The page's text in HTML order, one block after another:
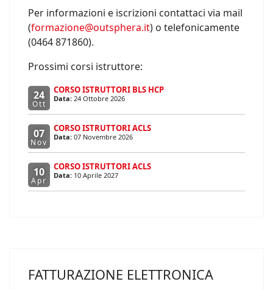
Per informazioni e iscrizioni contattaci via mail
(formazione@outsphera.it) o telefonicamente
(0464 871860).
Prossimi corsi istruttore:
24
Ott
CORSO ISTRUTTORI BLS HCP
Data: 24 Ottobre 2026
07
Nov
CORSO ISTRUTTORI ACLS
Data: 07 Novembre 2026
10
Apr
CORSO ISTRUTTORI ACLS
Data: 10 Aprile 2027
FATTURAZIONE ELETTRONICA